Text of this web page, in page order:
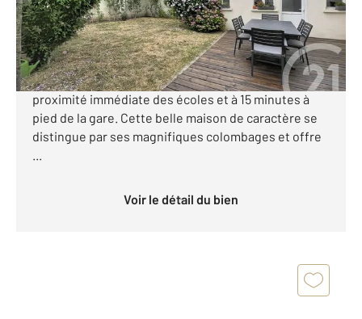
520 000 €
COMPIEGNE Quartier Les Capucins Idéalement
située au calme à deux pas du centre-ville, à
proximité immédiate des écoles et à 15 minutes à
pied de la gare. Cette belle maison de caractère se
distingue par ses magnifiques colombages et offre
...
Voir le détail du bien